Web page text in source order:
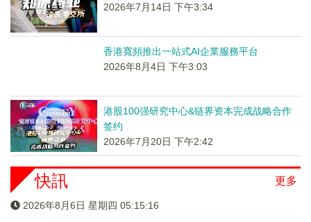
2026年7月14日 下午3:34
香港寬頻推出一站式AI企業服務平台
2026年8月4日 下午3:03
港股100强研究中心&链界资本完成战略合作
签约
2026年7月20日 下午2:42
更多
快訊
2026年8月6日 星期四 05:15:16